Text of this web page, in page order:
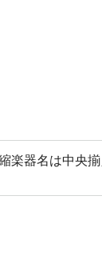
楽器名は中央